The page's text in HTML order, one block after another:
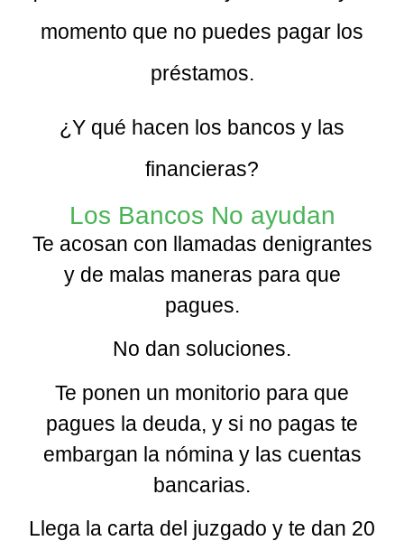
momento que no puedes pagar los
préstamos.
¿Y qué hacen los bancos y las
financieras?
Los Bancos No ayudan
Te acosan con llamadas denigrantes
y de malas maneras para que
pagues.
No dan soluciones.
Te ponen un monitorio para que
pagues la deuda, y si no pagas te
embargan la nómina y las cuentas
bancarias.
Llega la carta del juzgado y te dan 20